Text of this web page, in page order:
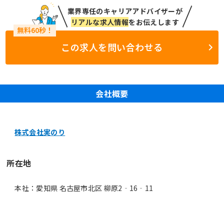
業界専任のキャリアアドバイザーが
リアルな求人情報をお伝えします
この求人を問い合わせる
会社概要
株式会社実のり
所在地
本社：愛知県 名古屋市北区 柳原2‐16‐11